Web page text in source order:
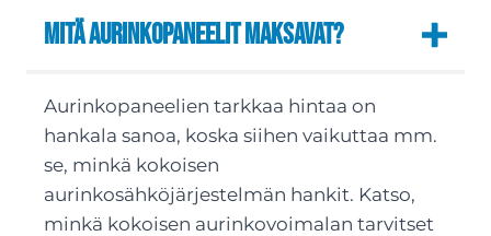
Mitä aurinkopaneelit maksavat?
Aurinkopaneelien tarkkaa hintaa on
hankala sanoa, koska siihen vaikuttaa mm.
se, minkä kokoisen
aurinkosähköjärjestelmän hankit. Katso,
minkä kokoisen aurinkovoimalan tarvitset